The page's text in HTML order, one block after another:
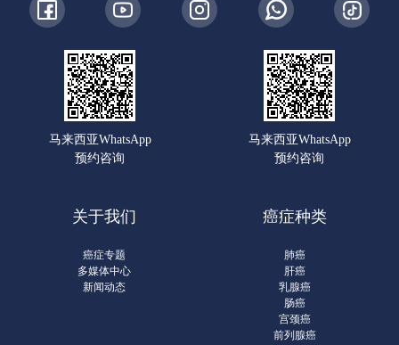
马来西亚WhatsApp
预约咨询
马来西亚WhatsApp
预约咨询
关于我们
癌症专题
多媒体中心
新闻动态
癌症种类
肺癌
肝癌
乳腺癌
肠癌
宫颈癌
前列腺癌